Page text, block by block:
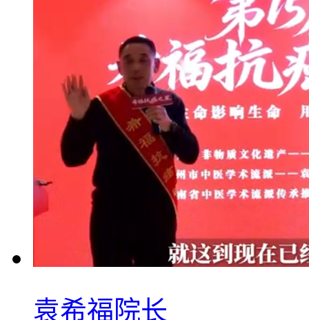
袁希福院长